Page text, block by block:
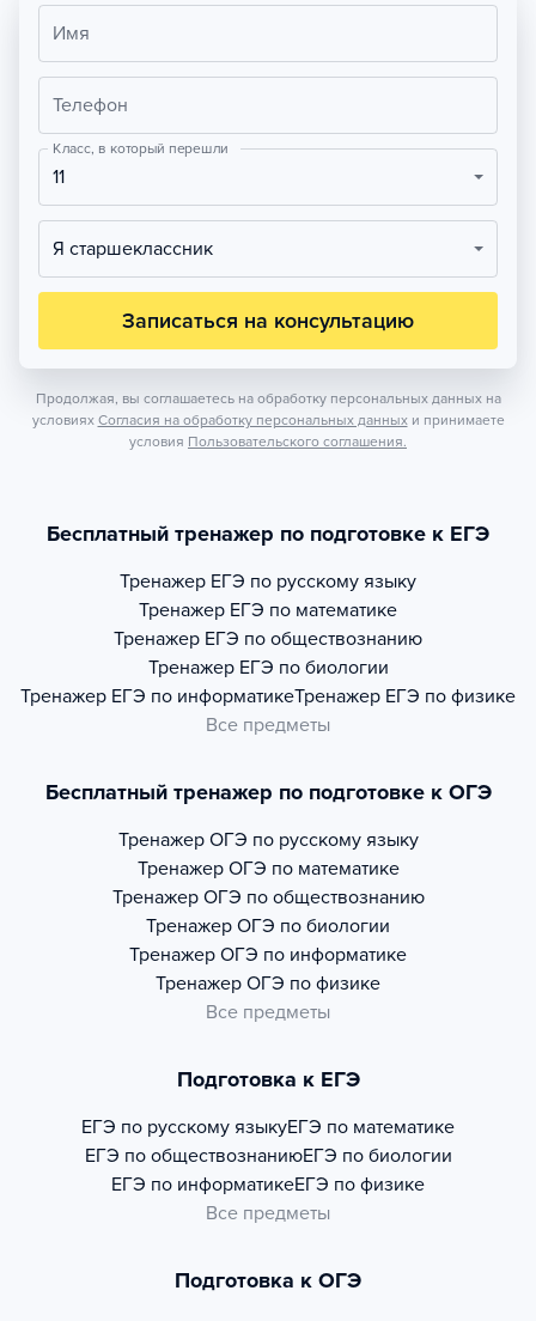
Имя
Телефон
Класс, в который перешли
11
Я старшеклассник
Записаться на консультацию
Продолжая, вы соглашаетесь на обработку персональных данных на
условиях Согласия на обработку персональных данных и принимаете
условия Пользовательского соглашения.
Бесплатный тренажер по подготовке к ЕГЭ
Тренажер ЕГЭ по русскому языку
Тренажер ЕГЭ по математике
Тренажер ЕГЭ по обществознанию
Тренажер ЕГЭ по биологии
Тренажер ЕГЭ по информатикеТренажер ЕГЭ по физике
Все предметы
Бесплатный тренажер по подготовке к ОГЭ
Тренажер ОГЭ по русскому языку
Тренажер ОГЭ по математике
Тренажер ОГЭ по обществознанию
Тренажер ОГЭ по биологии
Тренажер ОГЭ по информатике
Тренажер ОГЭ по физике
Все предметы
Подготовка к ЕГЭ
ЕГЭ по русскому языкуЕГЭ по математике
ЕГЭ по обществознаниюЕГЭ по биологии
ЕГЭ по информатикеЕГЭ по физике
Все предметы
Подготовка к ОГЭ